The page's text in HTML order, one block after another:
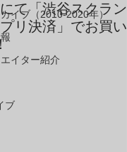
イブ（2010-2020年）
イター紹介
ブ
て「渋谷スクラン
リ決済」でお買い